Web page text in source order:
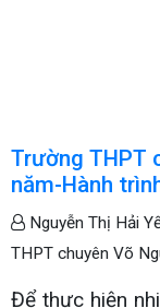
Trường THPT
năm-Hành
Nguyễn Thị Hải
THPT chuyên Võ
Để thực hiện